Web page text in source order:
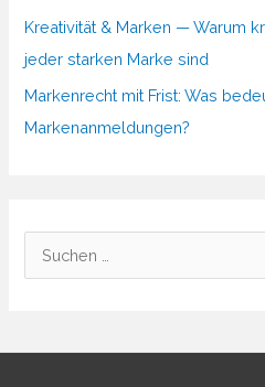
Kreativität & Marken — Warum
jeder starken Marke sind
Markenrecht mit Frist: Was
Markenanmeldungen?
u